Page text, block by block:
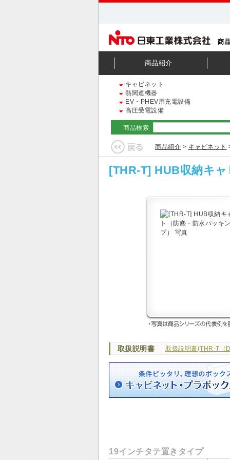
商品紹介
キャビネット
熱関連機器
EV・PHEV用充電設備
高圧受電設備
商品検索
商品紹介 > キャビネット
[THR-T] HUB収納キ
取扱説明書 取扱説明書(THR-T（
19インチタテ置きタイプ